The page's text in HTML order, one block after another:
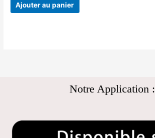
Ajouter au panier
Notre Application :